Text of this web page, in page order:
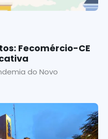
Fecomércio-CE
do Novo